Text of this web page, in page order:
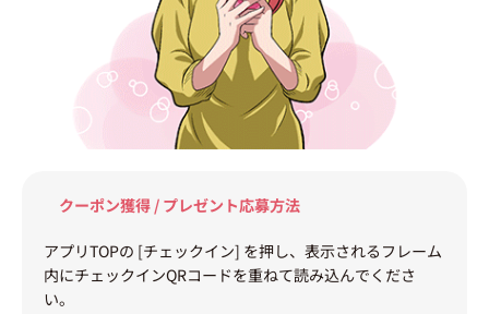
クーポン獲得 / プレゼント応募方法
アプリTOPの [チェックイン] を押し、表示されるフレーム
内にチェックインQRコードを重ねて読み込んでくださ
い。